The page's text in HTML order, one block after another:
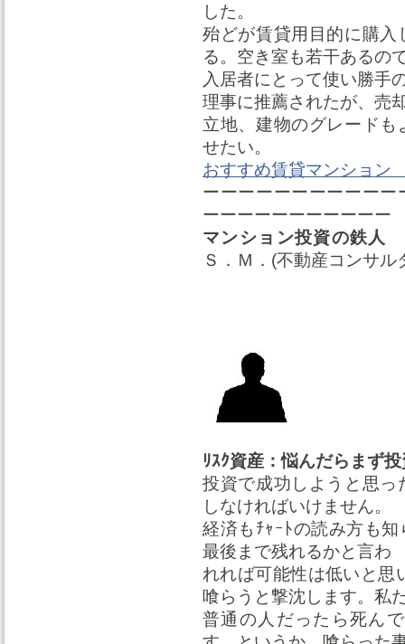
した。
殆どが賃貸用目的に購
る。空き室も若干あるの
入居者にとって使い勝手
理事に推薦されたが、売
立地、建物のグレード
せたい。
おすすめ賃貸マンショ
ーーーーーーーーーー
ーーーーーーーーーーー
マンション投資の鉄人
Ｓ．Ｍ．(不動産コンサル
ﾘｽｸ資産：悩んだらまず
投資で成功しようと思
しなければいけません。
経済もﾁｬｰﾄの読み方も
最後まで残れるかと言わ
れれば可能性は低いと思
喰らうと撃沈します。私
普通の人だったら死ん